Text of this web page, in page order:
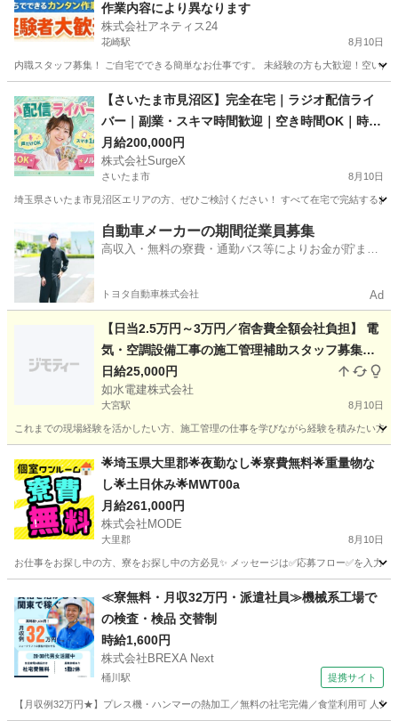
作業内容により異なります
株式会社アネティス24
花崎駅 8月10日
内職スタッフ募集！ ご自宅でできる簡単なお仕事です。 未経験の方も大歓迎！空い
花崎駅 その他 スタッフ
【さいたま市見沼区】完全在宅｜ラジオ配信ライ
バー｜副業・スキマ時間歓迎｜空き時間OK｜時給
制・最大2万円
月給200,000円
株式会社SurgeX
さいたま市 8月10日
埼玉県さいたま市見沼区エリアの方、ぜひご検討ください！ すべて在宅で完結する
さいたま市 その他 ライバー
自動車メーカーの期間従業員募集
高収入・無料の寮費・通勤バス等によりお金が貯まり
トヨタ自動車株式会社 Ad
【日当2.5万円～3万円／宿舎費全額会社負担】 電
気・空調設備工事の施工管理補助スタッフ募集
《静岡・つくば各1名／工事経験者歓迎》
日給25,000円
如水電建株式会社
大宮駅 8月10日
これまでの現場経験を活かしたい方、施工管理の仕事を学びながら経験を積みたい方
大宮駅 その他 スタッフ
🌟埼玉県大里郡🌟夜勤なし🌟寮費無料🌟重量物な
し🌟土日休み🌟MWT00a
月給261,000円
株式会社MODE
大里郡 8月10日
お仕事をお探し中の方、寮をお探し中の方必見✨ メッセージは✅応募フロー✅を入力
その他 時給
≪寮無料・月収32万円・派遣社員≫機械系工場で
の検査・検品 交替制
時給1,600円
株式会社BREXA Next
桶川駅 提携サイト
【月収例32万円★】プレス機・ハンマーの熱加工／無料の社宅完備／食堂利用可 人